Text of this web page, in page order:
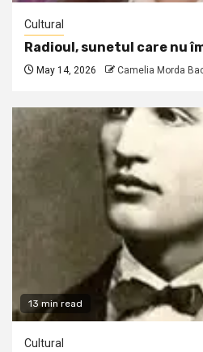
Cultural
Radioul, sunetul care nu
May 14, 2026 Camelia Morda
13 min read
Cultural